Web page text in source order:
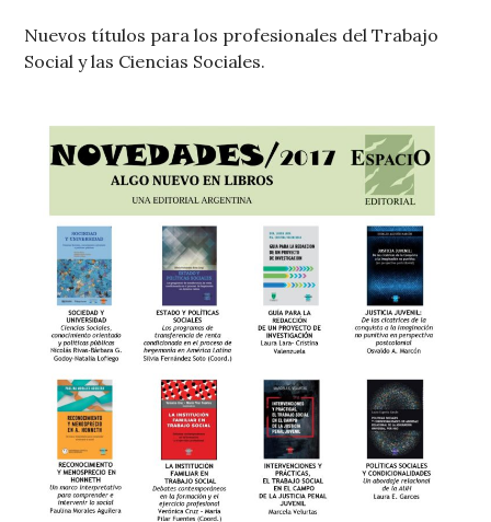
Nuevos títulos para los profesionales del Trabajo
Social y las Ciencias Sociales.